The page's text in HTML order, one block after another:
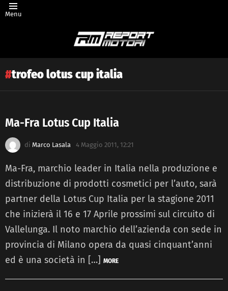
Menu
trofeo lotus cup italia
Latest
story
Ma-Fra Lotus Cup Italia
di Marco Lasala 4 Maggio 2011, 12:21
Ma-Fra, marchio leader in Italia nella produzione e
distribuzione di prodotti cosmetici per l’auto, sarà
partner della Lotus Cup Italia per la stagione 2011
che inizierà il 16 e 17 Aprile prossimi sul circuito di
Vallelunga. Il noto marchio dell’azienda con sede in
provincia di Milano opera da quasi cinquant’anni
ed è una società in […] MORE